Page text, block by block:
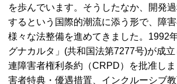
を歩んでいます。そうしたなか、開発
するという国際的潮流に添う形で、障
様々な法整備を進めてきました。1992
グナカルタ」(共和国法第7277号)が成
連障害者権利条約（CRPD）を批准し
害者特典・優遇措置、インクルーシブ